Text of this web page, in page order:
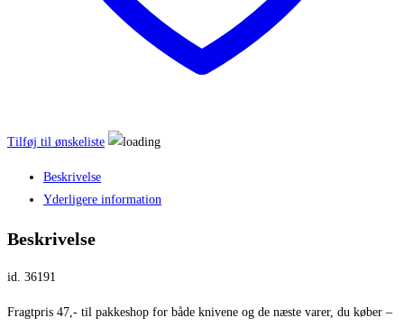
Tilføj til ønskeliste
Beskrivelse
Yderligere information
Beskrivelse
id. 36191
Fragtpris 47,- til pakkeshop for både knivene og de næste varer, du køber –